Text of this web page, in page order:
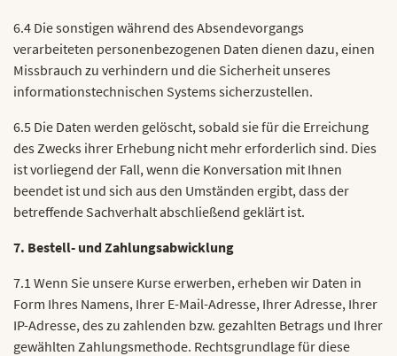
6.4 Die sonstigen während des Absendevorgangs
verarbeiteten personenbezogenen Daten dienen dazu, einen
Missbrauch zu verhindern und die Sicherheit unseres
informationstechnischen Systems sicherzustellen.
6.5 Die Daten werden gelöscht, sobald sie für die Erreichung
des Zwecks ihrer Erhebung nicht mehr erforderlich sind. Dies
ist vorliegend der Fall, wenn die Konversation mit Ihnen
beendet ist und sich aus den Umständen ergibt, dass der
betreffende Sachverhalt abschließend geklärt ist.
7. Bestell- und Zahlungsabwicklung
7.1 Wenn Sie unsere Kurse erwerben, erheben wir Daten in
Form Ihres Namens, Ihrer E-Mail-Adresse, Ihrer Adresse, Ihrer
IP-Adresse, des zu zahlenden bzw. gezahlten Betrags und Ihrer
gewählten Zahlungsmethode. Rechtsgrundlage für diese